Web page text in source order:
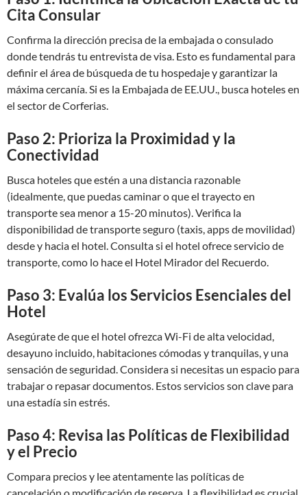
Cita Consular
Confirma la dirección precisa de la embajada o consulado
donde tendrás tu entrevista de visa. Esto es fundamental para
definir el área de búsqueda de tu hospedaje y garantizar la
máxima cercanía. Si es la Embajada de EE.UU., busca hoteles en
el sector de Corferias.
Paso 2: Prioriza la Proximidad y la
Conectividad
Busca hoteles que estén a una distancia razonable
(idealmente, que puedas caminar o que el trayecto en
transporte sea menor a 15-20 minutos). Verifica la
disponibilidad de transporte seguro (taxis, apps de movilidad)
desde y hacia el hotel. Consulta si el hotel ofrece servicio de
transporte, como lo hace el Hotel Mirador del Recuerdo.
Paso 3: Evalúa los Servicios Esenciales del
Hotel
Asegúrate de que el hotel ofrezca Wi-Fi de alta velocidad,
desayuno incluido, habitaciones cómodas y tranquilas, y una
sensación de seguridad. Considera si necesitas un espacio para
trabajar o repasar documentos. Estos servicios son clave para
una estadía sin estrés.
Paso 4: Revisa las Políticas de Flexibilidad
y el Precio
Compara precios y lee atentamente las políticas de